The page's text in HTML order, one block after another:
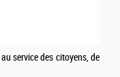
service des citoyens, de